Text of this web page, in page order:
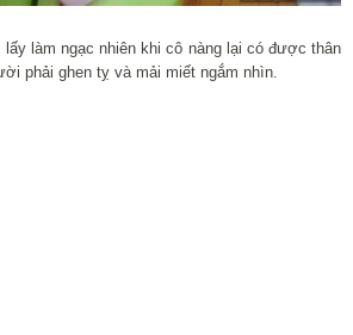
lấy làm ngạc nhiên khi cô nàng lại có được thân
phải ghen tỵ và mải miết ngắm nhìn.